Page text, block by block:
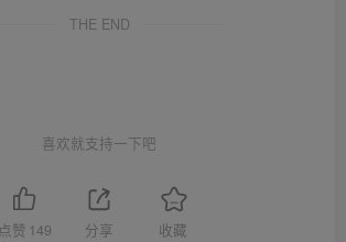
THE END
喜欢就支持一下吧
点赞 149 分享 收藏